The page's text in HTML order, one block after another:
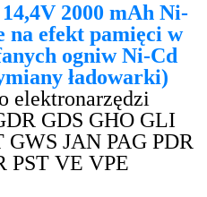
14,4V 2000 mAh Ni-
na efekt pamięci w
ogniw Ni-Cd
ładowarki)
elektronarzędzi
GDS GHO GLI
GWS JAN PAG PDR
PST VE VPE